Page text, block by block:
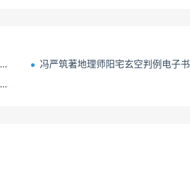
冯严筑著地理师阳宅玄空判例电子书pdf百